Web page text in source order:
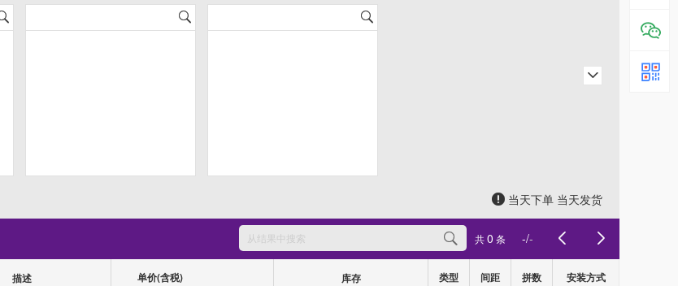
当天下单 当天发货
共0 条 -/-
描述 单价(含税) 库存 类型 间距 拼数 安装方式